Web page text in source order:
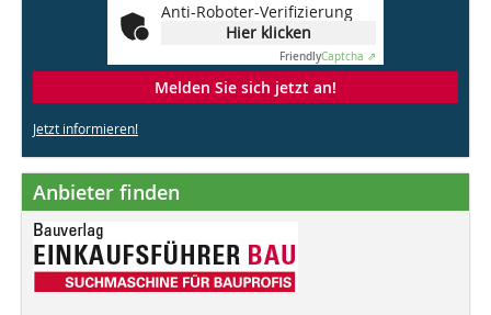
Anti-Roboter-Verifizierung
Hier klicken
FriendlyCaptcha ⇗
Melden Sie sich jetzt an!
Jetzt informieren!
Anbieter finden